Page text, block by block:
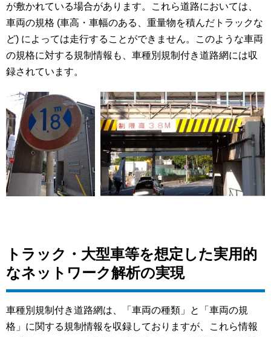
が敷かれている場合があります。これら道路においては、
車両の規格 (車高・車幅のある、重量物を積んだトラックな
ど) によっては走行することができません。このような車両
の規格に対する規制情報も、車種別規制付き道路網には収
録されています。
トラック・大型車等を想定した実用的
なネットワーク解析の実現
車種別規制付き道路網は、「車両の種類」と「車両の規
格」に関する規制情報を収録しておりますが、これら情報